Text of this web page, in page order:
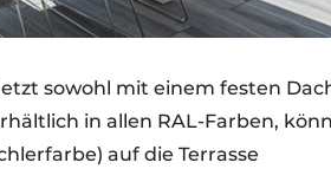
sowohl mit einem festen
in allen RAL-Farben,
auf die Terrasse